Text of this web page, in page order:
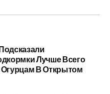
Лучше Всего
В Открытом